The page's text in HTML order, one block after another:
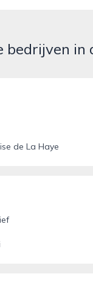
bedrijven in
de La Haye